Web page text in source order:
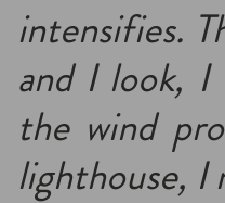
intensifies.
and I look, I
the wind
lighthouse, I